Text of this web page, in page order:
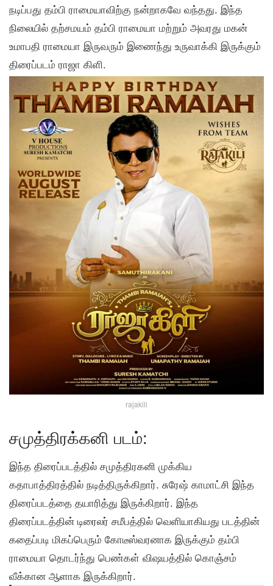
நடிப்பது தம்பி ராமையாவிற்கு நன்றாகவே வந்தது. இந்த
நிலையில் தற்சமயம் தம்பி ராமையா மற்றும் அவரது மகன்
உமாபதி ராமையா இருவரும் இணைந்து உருவாக்கி இருக்கும்
திரைப்படம் ராஜா கிளி.
rajakili
சமுத்திரக்கனி படம்:
இந்த திரைப்படத்தில் சமுத்திரகனி முக்கிய
கதாபாத்திரத்தில் நடித்திருக்கிறார். சுரேஷ் காமாட்சி இந்த
திரைப்படத்தை தயாரித்து இருக்கிறார். இந்த
திரைப்படத்தின் டிரைலர் சமீபத்தில் வெளியாகியது படத்தின்
கதைப்படி மிகப்பெரும் கோடீஸ்வரனாக இருக்கும் தம்பி
ராமையா தொடர்ந்து பெண்கள் விஷயத்தில் கொஞ்சம்
வீக்கான ஆளாக இருக்கிறார்.